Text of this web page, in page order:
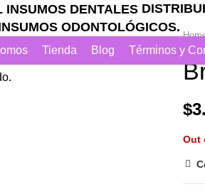
ODONTOLÓGICOS.
Tienda Blog Términos y
SOLD OUT
$
Out